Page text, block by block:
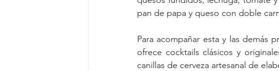
Para acompañar esta y las demás
ofrece cocktails clásicos y
canillas de cerveza artesanal de